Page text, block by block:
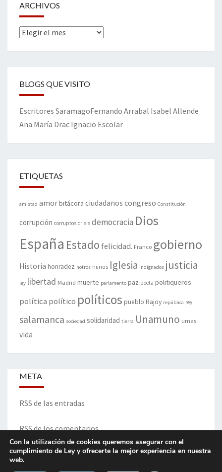
ARCHIVOS
Archivos
BLOGS QUE VISITO
Escritores SaramagoFernando Arrabal Isabel Allende
Ana María Drac Ignacio Escolar
ETIQUETAS
amistad amorbitácora ciudadanos congreso Constitución
corrupción corruptos crisis democracia Dios
España Estado felicidad. Franco gobierno
Historia honradez hotros hunos Iglesia indignados justicia
ley libertad Madrid muerte parlamento paz poeta politiqueros
política político políticos pueblo Rajoy república rey
salamanca sociedad solidaridad tierra Unamuno urnas
vida
META
RSS de las entradas
RSS de los comentarios
Con la utilización de cookies queremos asegurar con el
cumplimiento de Ley y ofrecerte la mejor experiencia en nuestra
web.